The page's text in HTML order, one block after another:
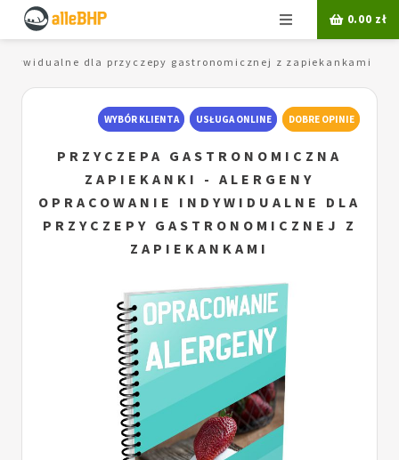
Menu 0.00 zł
dla przyczepy gastronomicznej z zapiekankami
WYBÓR KLIENTA USŁUGA ONLINE DOBRE OPINIE
PRZYCZEPA GASTRONOMICZNA
ZAPIEKANKI - ALERGENY
OPRACOWANIE INDYWIDUALNE DLA
PRZYCZEPY GASTRONOMICZNEJ Z
ZAPIEKANKAMI